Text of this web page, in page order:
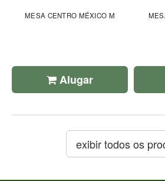
MESA CENTRO MÉXICO M
Alugar
exibir todos os